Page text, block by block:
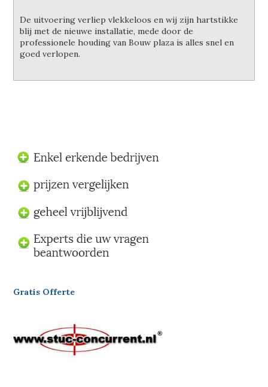
De uitvoering verliep vlekkeloos en wij zijn hartstikke
blij met de nieuwe installatie, mede door de
professionele houding van Bouw plaza is alles snel en
goed verlopen.
Gratis Offerte